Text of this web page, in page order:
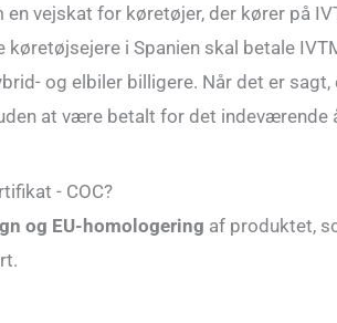
vejskat for køretøjer, der kører på
køretøjsejere i Spanien skal betale
og elbiler billigere. Når det er
at være betalt for det indeværende
- COC?
og EU-homologering af produktet,